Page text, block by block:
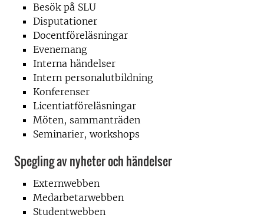
Besök på SLU
Disputationer
Docentföreläsningar
Evenemang
Interna händelser
Intern personalutbildning
Konferenser
Licentiatföreläsningar
Möten, sammanträden
Seminarier, workshops
Spegling av nyheter och händelser
Externwebben
Medarbetarwebben
Studentwebben